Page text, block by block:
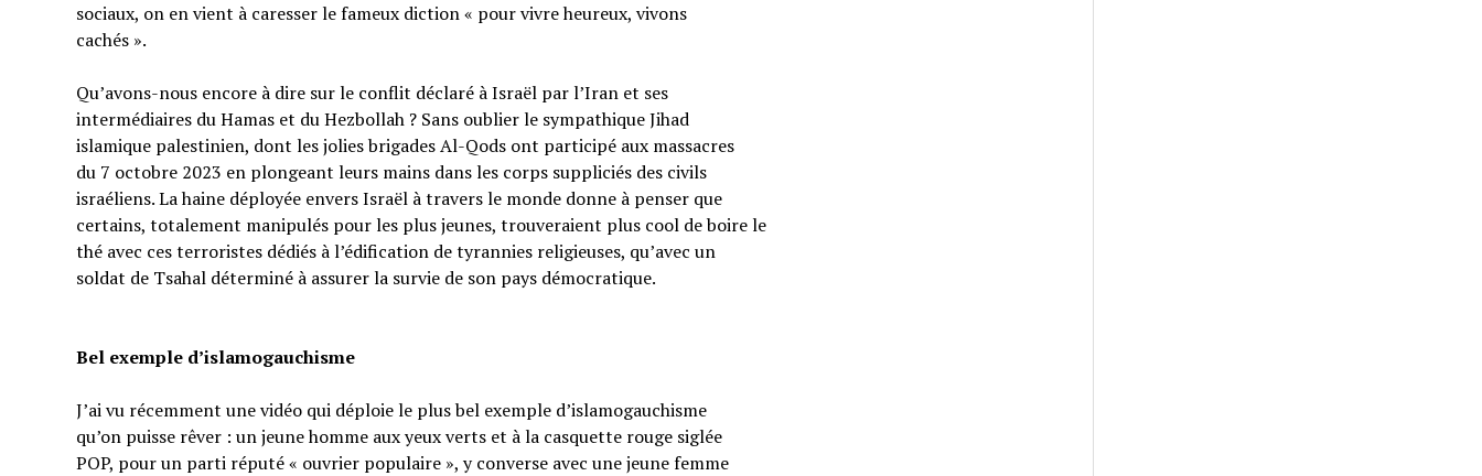
sociaux, on en vient à caresser le fameux diction « pour vivre heureux, vivons
cachés ».
Qu’avons-nous encore à dire sur le conflit déclaré à Israël par l’Iran et ses
intermédiaires du Hamas et du Hezbollah ? Sans oublier le sympathique Jihad
islamique palestinien, dont les jolies brigades Al-Qods ont participé aux massacres
du 7 octobre 2023 en plongeant leurs mains dans les corps suppliciés des civils
israéliens. La haine déployée envers Israël à travers le monde donne à penser que
certains, totalement manipulés pour les plus jeunes, trouveraient plus cool de boire le
thé avec ces terroristes dédiés à l’édification de tyrannies religieuses, qu’avec un
soldat de Tsahal déterminé à assurer la survie de son pays démocratique.
Bel exemple d’islamogauchisme
J’ai vu récemment une vidéo qui déploie le plus bel exemple d’islamogauchisme
qu’on puisse rêver : un jeune homme aux yeux verts et à la casquette rouge siglée
POP, pour un parti réputé « ouvrier populaire », y converse avec une jeune femme